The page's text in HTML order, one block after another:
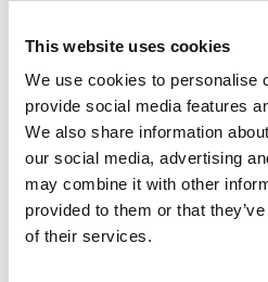
This website uses cookies
We use cookies to personalise
provide social media features
We also share information
our social media, advertising
may combine it with other
provided to them or that
of their services.